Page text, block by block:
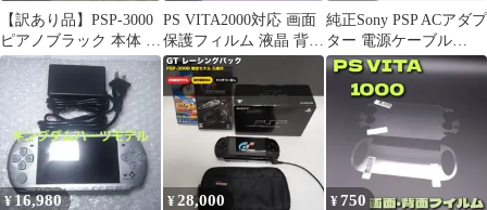
【訳あり品】PSP-3000
ピアノブラック 本体 起
動・ゲーム読込OK 異
音有
PS VITA2000対応 画面
保護フィルム 液晶 背面
周辺機器 レトロゲーム
純正Sony PSP ACアダプ
ター 電源ケーブル
PSP-1,2,3000対応
¥16,980 ¥28,000 ¥750